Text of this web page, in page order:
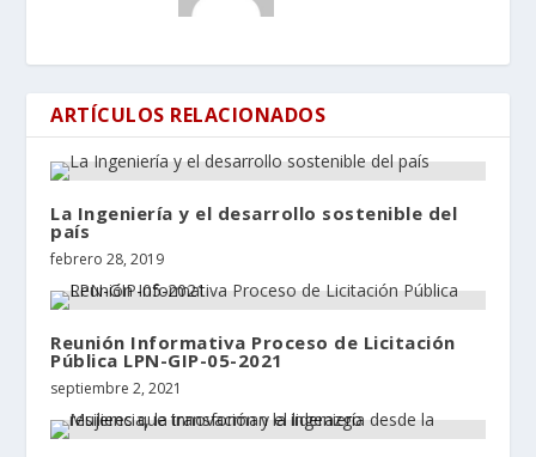
ARTÍCULOS RELACIONADOS
La Ingeniería y el desarrollo sostenible del
país
febrero 28, 2019
Reunión Informativa Proceso de Licitación
Pública LPN-GIP-05-2021
septiembre 2, 2021